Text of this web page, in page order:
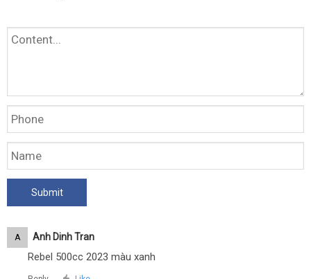
A Anh Dinh Tran
Rebel 500cc 2023 màu xanh